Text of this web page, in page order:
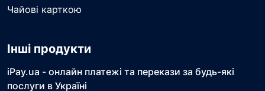
Чайові карткою
Інші продукти
iPay.ua - онлайн платежі та перекази за будь-які
послуги в Україні